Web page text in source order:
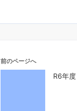
前のページへ
R6年